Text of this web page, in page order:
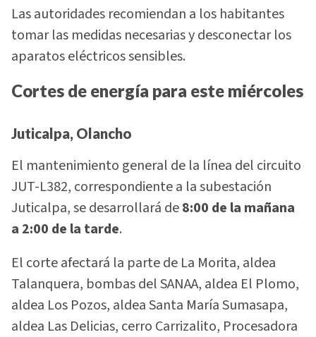
Las autoridades recomiendan a los habitantes
tomar las medidas necesarias y desconectar los
aparatos eléctricos sensibles.
Cortes de energía para este miércoles
Juticalpa, Olancho
El mantenimiento general de la línea del circuito
JUT-L382, correspondiente a la subestación
Juticalpa, se desarrollará de8:00 de la mañana
a 2:00 de la tarde.
El corte afectará la parte de La Morita, aldea
Talanquera, bombas del SANAA, aldea El Plomo,
aldea Los Pozos, aldea Santa María Sumasapa,
aldea Las Delicias, cerro Carrizalito, Procesadora